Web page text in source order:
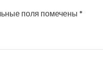
поля помечены *